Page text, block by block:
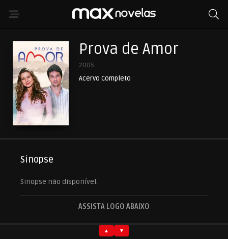
Prova de Amor
2005
Acervo Completo
Sinopse
Sinopse não disponível.
ASSISTA LOGO ABAIXO